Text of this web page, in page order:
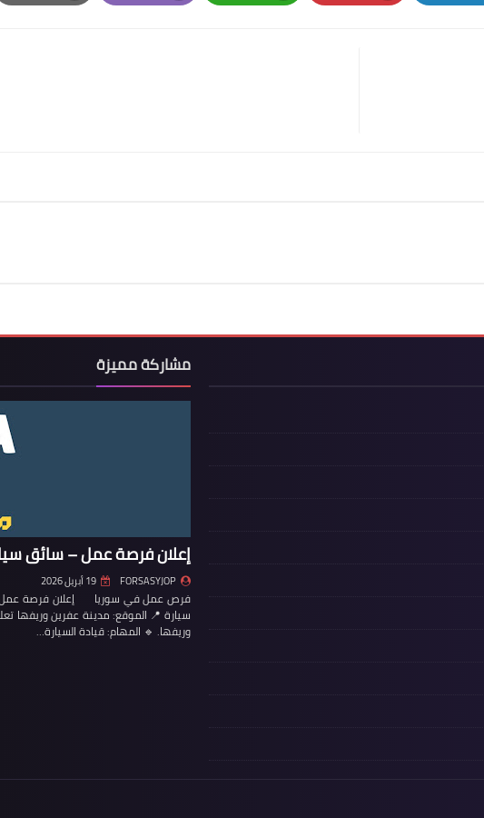
LinkedIn
Pinterest
Whatsapp
Email
Print
مشاركة مميزة
إعلان فرصة عمل – سائق
FORSASYJOP 19 أبريل 2026
فرص عمل في سوريا إعلان فرصة عمل
سيارة 📍 الموقع: مدينة عفرين وريفها
وريفها. 🔹 المهام: قيادة السيارة…